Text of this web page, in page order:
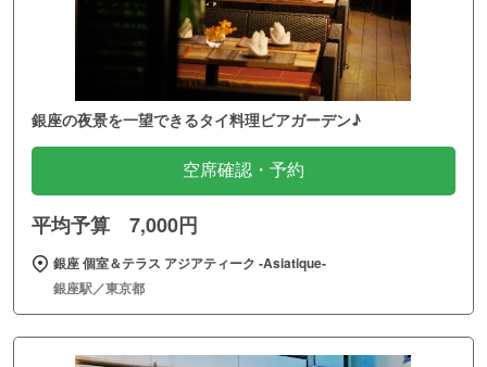
銀座の夜景を一望できるタイ料理ビアガーデン♪
空席確認・予約
平均予算 7,000円
銀座 個室＆テラス アジアティーク ‐Asiatique‐
銀座駅／東京都